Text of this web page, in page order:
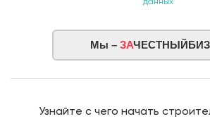
данных
Мы – ЗА
Узнайте с чего начать